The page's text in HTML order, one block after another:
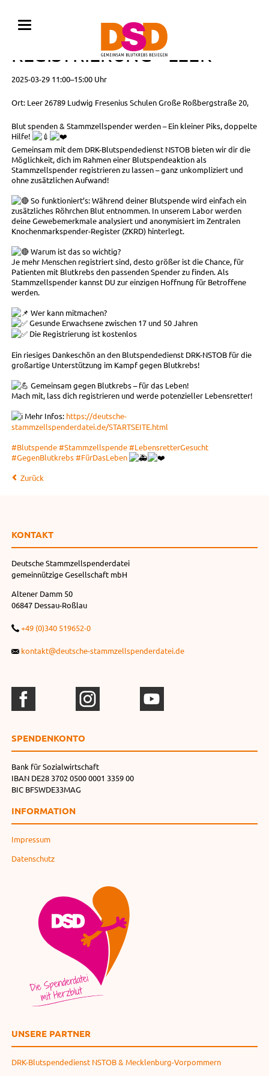
BLUTSPENDE MIT
REGISTRIERUNG • LEER
2025-03-29 11:00–15:00 Uhr
Ort: Leer 26789 Ludwig Fresenius Schulen Große Roßbergstraße 20,
Blut spenden & Stammzellspender werden – Ein kleiner Piks, doppelte
Hilfe!
Gemeinsam mit dem DRK-Blutspendedienst NSTOB bieten wir dir die
Möglichkeit, dich im Rahmen einer Blutspendeaktion als
Stammzellspender registrieren zu lassen – ganz unkompliziert und
ohne zusätzlichen Aufwand!
So funktioniert’s: Während deiner Blutspende wird einfach ein
zusätzliches Röhrchen Blut entnommen. In unserem Labor werden
deine Gewebemerkmale analysiert und anonymisiert im Zentralen
Knochenmarkspender-Register (ZKRD) hinterlegt.
Warum ist das so wichtig?
Je mehr Menschen registriert sind, desto größer ist die Chance, für
Patienten mit Blutkrebs den passenden Spender zu finden. Als
Stammzellspender kannst DU zur einzigen Hoffnung für Betroffene
werden.
Wer kann mitmachen?
Gesunde Erwachsene zwischen 17 und 50 Jahren
Die Registrierung ist kostenlos
Ein riesiges Dankeschön an den Blutspendedienst DRK-NSTOB für die
großartige Unterstützung im Kampf gegen Blutkrebs!
Gemeinsam gegen Blutkrebs – für das Leben!
Mach mit, lass dich registrieren und werde potenzieller Lebensretter!
Mehr Infos: https://deutsche-
stammzellspenderdatei.de/STARTSEITE.html
#Blutspende#Stammzellspende#LebensretterGesucht
#GegenBlutkrebs#FürDasLeben
Zurück
KONTAKT
Deutsche Stammzellspenderdatei
gemeinnützige Gesellschaft mbH
Altener Damm 50
06847 Dessau-Roßlau
+49 (0)340 519652-0
kontakt@deutsche-stammzellspenderdatei.de
SPENDEN­KONTO
Bank für Sozialwirtschaft
IBAN DE28 3702 0500 0001 3359 00
BIC BFSWDE33MAG
INFORMATION
Impressum
Datenschutz
UNSERE PARTNER
DRK-Blutspendedienst NSTOB & Mecklenburg-Vorpommern